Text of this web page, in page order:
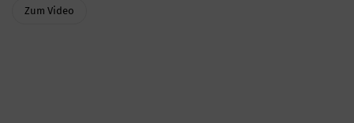
Zum Video